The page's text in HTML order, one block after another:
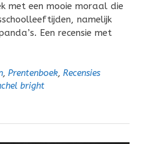
met een mooie moraal die
namelijk
Een recensie met
, Prentenboek, Recensies
bright